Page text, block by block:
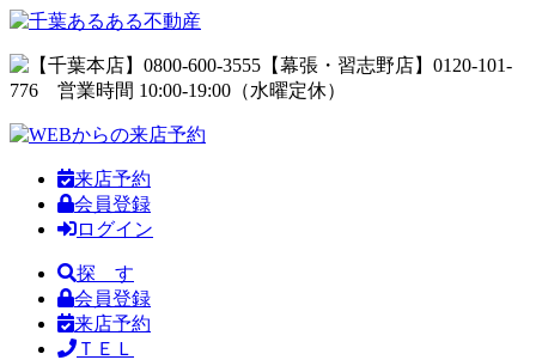
来店予約
会員登録
ログイン
探 す
会員登録
来店予約
ＴＥＬ